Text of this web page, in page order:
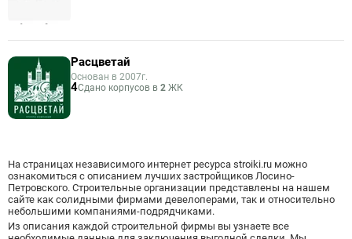
Расцветай
Основан в 2007г.
4Сдано корпусов в 2 ЖК
На страницах независимого интернет ресурса stroiki.ru можно
ознакомиться с описанием лучших застройщиков Лосино-
Петровского. Строительные организации представлены на нашем
сайте как солидными фирмами девелоперами, так и относительно
небольшими компаниями-подрядчиками.
Из описания каждой строительной фирмы вы узнаете все